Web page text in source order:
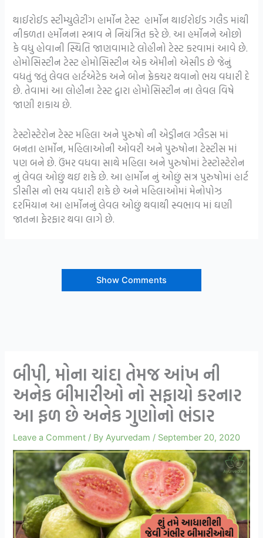
થાઈરોઈડ સ્ટીમ્યુલેટીંગ હાર્મોન ટેસ્ટ હાર્મોન થાઈરોઈડ ગલૈડ માંથી
નીકળતા હર્મોનના સ્ત્રાવ ને નિયંત્રિત કરે છે. આ હર્મોનને ઓછો
કે વધુ હોવાની સ્થિતિ જાણવામાટે લોહીનો ટેસ્ટ કરવામાં આવે છે.
હોમોસિસ્ટીન ટેસ્ટ હોમોસિસ્ટીન એક એમીનો એસીડ છે જેનું
વધતું જતું લેવલ હાર્ટએટેક અને બોન ફ્રેકચર થવાનો ભય વધારી દે
છે. તેવામાં આ લોહીના ટેસ્ટ દ્વારા હોમોસિસ્ટીન ના લેવલ વિષે
જાણી શકાય છે.
ટેસ્ટોસ્ટેરોન ટેસ્ટ મહિલા અને પુરુષો ની એડ્રીનલ ગ્લૈડસ માં
બનતા હાર્મોન, મહિલાઓની ઓવરી અને પુરુષોના ટેસ્ટીસ માં
પણ બને છે. ઉંમર વધવા સાથે મહિલા અને પુરુષોમાં ટેસ્ટોસ્ટેરોન
નું લેવલ ઓછું થઇ શકે છે. આ હાર્મોન નું ઓછું સત્ર પુરુષોમાં હાર્ટ
ડીસીસ નો ભય વધારી શકે છે અને મહિલાઓમાં મેનોપોઝ
દરમિયાન આ હાર્મોનનું લેવલ ઓછું થવાથી સ્વભાવ માં ઘણી
જાતના ફેરફાર થવા લાગે છે.
Show Comments
બીપી, મોના ચાંદા તેમજ આંખ ની
અનેક બીમારીઓ નો સફાયો કરનાર
આ ફળ છે અનેક ગુણોનો ભંડાર
Leave a Comment / ByAyurvedam / September 20, 2020